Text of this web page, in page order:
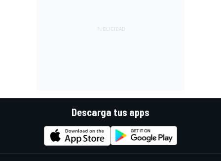
Descarga tus apps